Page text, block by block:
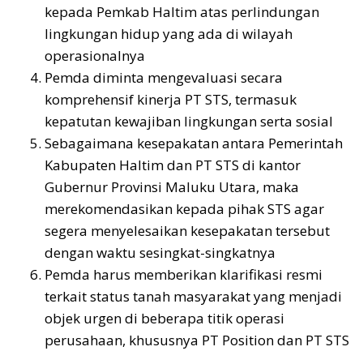
kepada Pemkab Haltim atas perlindungan
lingkungan hidup yang ada di wilayah
operasionalnya
Pemda diminta mengevaluasi secara
komprehensif kinerja PT STS, termasuk
kepatutan kewajiban lingkungan serta sosial
Sebagaimana kesepakatan antara Pemerintah
Kabupaten Haltim dan PT STS di kantor
Gubernur Provinsi Maluku Utara, maka
merekomendasikan kepada pihak STS agar
segera menyelesaikan kesepakatan tersebut
dengan waktu sesingkat-singkatnya
Pemda harus memberikan klarifikasi resmi
terkait status tanah masyarakat yang menjadi
objek urgen di beberapa titik operasi
perusahaan, khususnya PT Position dan PT STS